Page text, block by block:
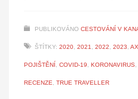
PUBLIKOVÁNO CESTOVÁNÍ V
ŠTÍTKY: 2020, 2021, 2022, 2023,
POJIŠTĚNÍ, COVID-19, KORONAVIRUS,
RECENZE, TRUE TRAVELLER